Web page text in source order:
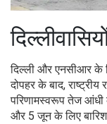
दिल्ली और एनसीआर के
दोपहर के बाद,
परिणामस्वरूप तेज आंधी
और 5 जून के लिए बारिश